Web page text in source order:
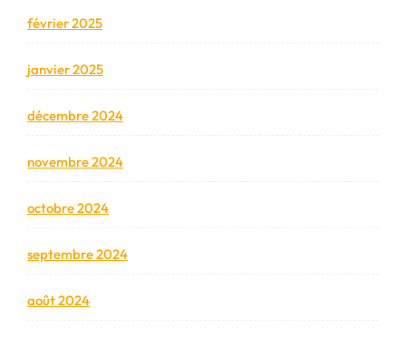
février 2025
janvier 2025
décembre 2024
novembre 2024
octobre 2024
septembre 2024
août 2024